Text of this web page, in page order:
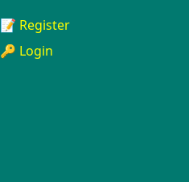
📝 Register
🔑 Login